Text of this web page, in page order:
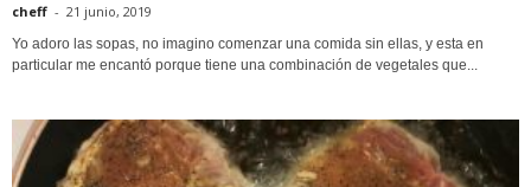
cheff - 21 junio, 2019
Yo adoro las sopas, no imagino comenzar una comida sin ellas, y esta en
particular me encantó porque tiene una combinación de vegetales que...